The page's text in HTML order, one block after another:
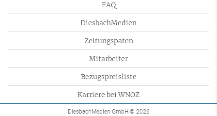
FAQ
DiesbachMedien
Zeitungspaten
Mitarbeiter
Bezugspreisliste
Karriere bei WNOZ
DiesbachMedien GmbH © 2026